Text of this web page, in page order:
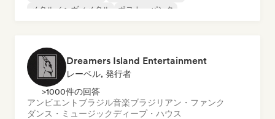
メタル／ヘヴィメタル
ポスト・パンク
Dreamers Island Entertainment
レーベル, 発行者
>1000件の回答
アンビエント ブラジル音楽ブラジリアン・ファンク
ダンス・ミュージックディープ・ハウス